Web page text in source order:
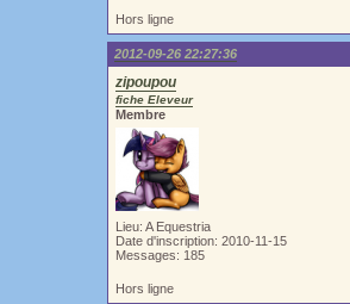
Hors ligne
2012-09-26 22:27:36
zipoupou
fiche Eleveur
Membre
Lieu: A Equestria
Date d'inscription: 2010-11-15
Messages: 185
Hors ligne